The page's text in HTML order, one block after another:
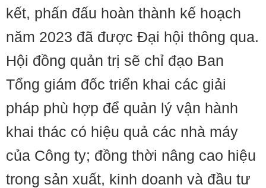
kết, phấn đấu hoàn thành kế hoạch
năm 2023 đã được Đại hội thông qua.
Hội đồng quản trị sẽ chỉ đạo Ban
Tổng giám đốc triển khai các giải
pháp phù hợp để quản lý vận hành
khai thác có hiệu quả các nhà máy
của Công ty; đồng thời nâng cao hiệu
trong sản xuất, kinh doanh và đầu tư